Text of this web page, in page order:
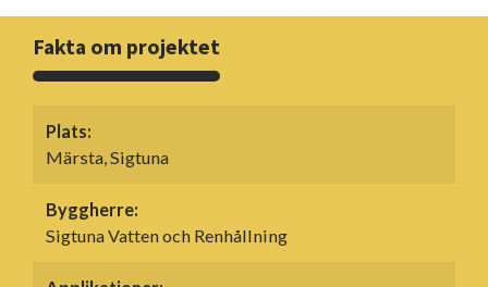
Fakta om projektet
Plats:
Märsta, Sigtuna
Byggherre:
Sigtuna Vatten och Renhållning